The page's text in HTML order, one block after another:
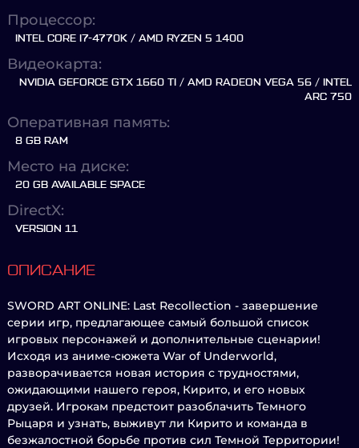
Процессор:
INTEL CORE I7-4770K / AMD RYZEN 5 1400
Видеокарта:
NVIDIA GEFORCE GTX 1660 TI / AMD RADEON VEGA 56 / INTEL
ARC 750
Оперативная память:
8 GB RAM
Место на диске:
20 GB AVAILABLE SPACE
DirectX:
VERSION 11
ОПИСАНИЕ
SWORD ART ONLINE: Last Recollection - завершение
серии игр, предлагающее самый большой список
игровых персонажей и дополнительные сценарии!
Исходя из аниме-сюжета War of Underworld,
разворачивается новая история с трудностями,
ожидающими нашего героя, Кирито, и его новых
друзей. Игрокам предстоит разоблачить Темного
Рыцаря и узнать, выживут ли Кирито и команда в
безжалостной борьбе против сил Темной Территории!